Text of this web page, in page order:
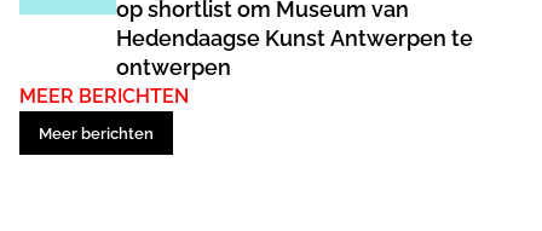
op shortlist om Museum van
Hedendaagse Kunst Antwerpen te
ontwerpen
MEER BERICHTEN
Meer berichten